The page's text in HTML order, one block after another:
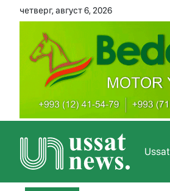
четверг, август 6, 2026